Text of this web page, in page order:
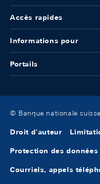
Accès rapides
Informations pour
Portails
© Banque nationale
Droit d'auteur
Protection des données
Courriels, appels